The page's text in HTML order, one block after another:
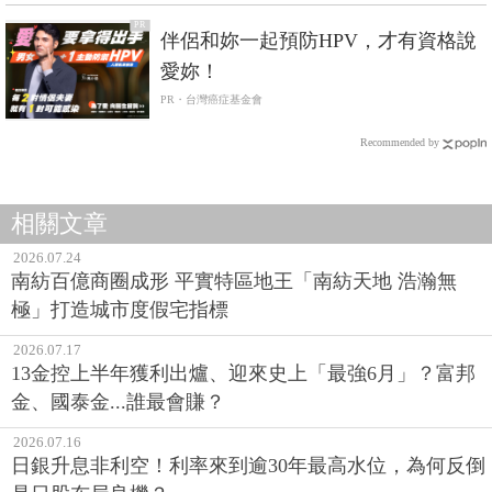
PR
伴侶和妳一起預防HPV，才有資格說
愛妳！
PR・台灣癌症基金會
Recommended by
相關文章
2026.07.24
南紡百億商圈成形 平實特區地王「南紡天地 浩瀚無
極」打造城市度假宅指標
2026.07.17
13金控上半年獲利出爐、迎來史上「最強6月」？富邦
金、國泰金...誰最會賺？
2026.07.16
日銀升息非利空！利率來到逾30年最高水位，為何反倒